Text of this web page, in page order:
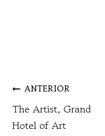
NAVEGACIÓN
DE
ENTRADAS
ANTERIOR
The Artist, Grand
Hotel of Art